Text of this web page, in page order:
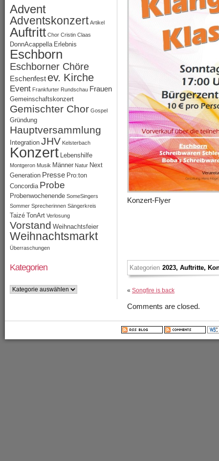
Konzert-Flyer
Kategorien 2023,Auftritte,
« Songfire is back
Comments are closed.
Advent
Adventskonzert Artikel
Auftritt Chor Cristin Claas
DonnAcappella Erlebnis
Eschborn
Eschborner Chöre
Eschenfest ev. Kirche
Event Frankfurter Rundschau Frauen
Gemeinschaftskonzert
Gemischter Chor Gospel
Gründung
Hauptversammlung
Integration JHV Kelsterbach
Konzert Lebenshilfe
Montgeron Musik Männer Natur Next
Generation Presse Pro:ton
Concordia Probe
Probenwochenende SomeSingers
Sommer Sprecherinnen Sängerkreis
Taizé TonArt Verlosung
Vorstand Weihnachtsfeier
Weihnachtsmarkt
Überraschungen
Kategorien
Kategorien